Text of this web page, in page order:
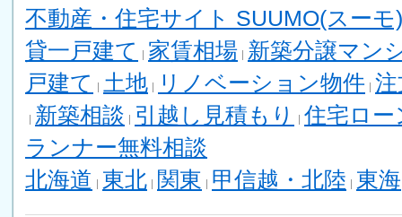
不動産・住宅サイト SUUMO(スーモ)
貸一戸建て 家賃相場 新築分譲マン
戸建て
土地 リノベーション物件
新築相談 引越し見積もり
住宅ロー
ランナー無料相談
北海道 東北 関東 甲信越・北陸 東海